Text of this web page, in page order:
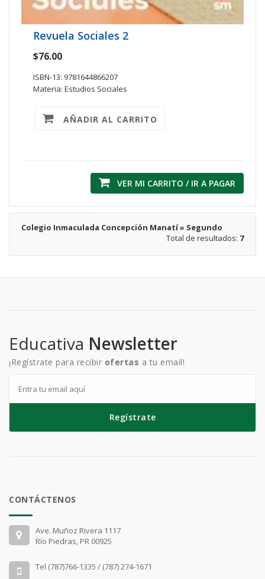
Revuela Sociales 2
$76.00
ISBN-13: 9781644866207
Materia: Estudios Sociales
AÑADIR AL CARRITO
VER MI CARRITO / IR A PAGAR
Colegio Inmaculada Concepción Manatí » Segundo
Total de resultados: 7
Educativa Newsletter
¡Regístrate para recibir ofertas a tu email!
Regístrate
CONTÁCTENOS
Ave. Muñoz Rivera 1117
Río Piedras, PR 00925
Tel (787)766-1335 / (787) 274-1671